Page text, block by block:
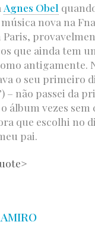
Agnes Obel
nova na
Paris,
que ainda tem
antigamente.
o seu primeiro
– não passei da
álbum vezes sem
que escolhi no
pai.